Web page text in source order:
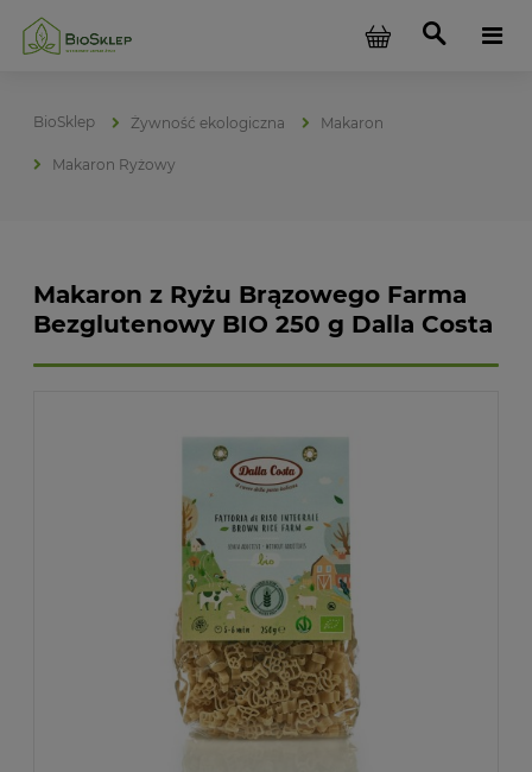
Żywność ekologiczna Makaron
Makaron Ryżowy
Makaron z Ryżu Brązowego Farma
Bezglutenowy BIO 250 g Dalla Costa